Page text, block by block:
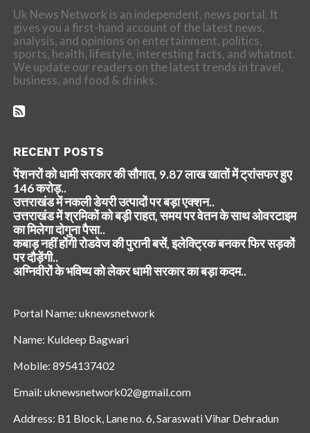
Uk News Network is an independent, news portal. It
gives you a first-hand account of the latest news,
analysis, and opinions on entertainment, politics,
sports, health, lifestyle, interesting facts, and whatnot.
We update our readers on the latest trends in travel,
business, and food & drinks.
RECENT POSTS
पेंशनरों को धामी सरकार की सौगात, 9.87 लाख खातों में ट्रांसफर हुए
146 करोड़..
उत्तराखंड में नकली डेयरी उत्पादों पर बड़ा एक्शन..
उत्तराखंड में श्रमिकों को बड़ी राहत, समय पर वेतन के साथ ओवरटाइम
का मिलेगा दोगुना पैसा..
कबाड़ नहीं होंगी रोडवेज की पुरानी बसें, इलेक्ट्रिक बनकर फिर सड़कों
पर दौड़ेंगी..
अग्निवीरों के भविष्य को लेकर धामी सरकार का बड़ा कदम..
Portal Name: uknewsnetwork
Name: Kuldeep Bagwari
Mobile: 8954137402
Email: uknewsnetwork02@gmail.com
Address: B1 Block, Lane no. 6, Saraswati Vihar Dehradun